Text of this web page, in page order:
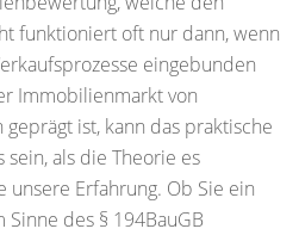
funktioniert oft nur dann, wenn
eingebunden
Immobilienmarkt von
ist, kann das praktische
sein, als die Theorie es
unsere Erfahrung. Ob Sie ein
des § 194BauGB